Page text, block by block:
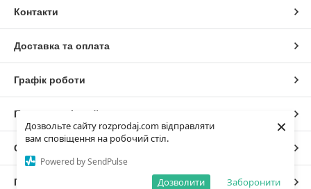
Дозвольте сайту rozprodaj.com відправляти
вам сповіщення на робочий стіл.
Powered by SendPulse
Заборонити
Дозволити
×
Контакти
Доставка та оплата
Графік роботи
Повна версія сайту
Сайт створено на маркетплейсі
Політика конфіденційності